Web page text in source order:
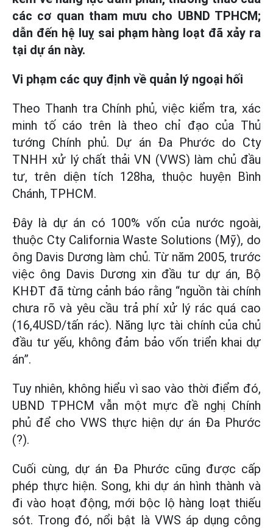
các cơ quan tham mưu cho UBND TPHCM;
dẫn đến hệ luỵ sai phạm hàng loạt đã xảy ra
tại dự án này.
Vi phạm các quy định về quản lý ngoại hối
Theo Thanh tra Chính phủ, việc kiểm tra, xác
minh tố cáo trên là theo chỉ đạo của Thủ
tướng Chính phủ. Dự án Đa Phước do Cty
TNHH xử lý chất thải VN (VWS) làm chủ đầu
tư, trên diện tích 128ha, thuộc huyện Bình
Chánh, TPHCM.
Đây là dự án có 100% vốn của nước ngoài,
thuộc Cty California Waste Solutions (Mỹ), do
ông Davis Dương làm chủ. Từ năm 2005, trước
việc ông Davis Dương xin đầu tư dự án, Bộ
KHĐT đã từng cảnh báo rằng “nguồn tài chính
chưa rõ và yêu cầu trả phí xử lý rác quá cao
(16,4USD/tấn rác). Năng lực tài chính của chủ
đầu tư yếu, không đảm bảo vốn triển khai dự
án”.
Tuy nhiên, không hiểu vì sao vào thời điểm đó,
UBND TPHCM vẫn một mực đề nghị Chính
phủ để cho VWS thực hiện dự án Đa Phước
(?).
Cuối cùng, dự án Đa Phước cũng được cấp
phép thực hiện. Song, khi dự án hình thành và
đi vào hoạt động, mới bộc lộ hàng loạt thiếu
sót. Trong đó, nổi bật là VWS áp dụng công